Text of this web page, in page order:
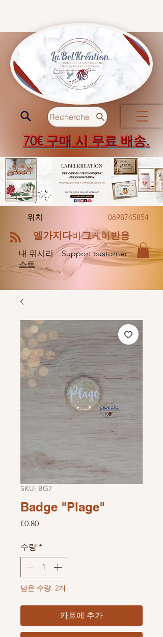
Recherche
70€ 구매 시 무료 배송.
위치 0698745854
엘가지다비그케이반응
내 위시리
스트
Support customer
SKU: BG7
Badge "Plage"
€0.80가격
수량 *
남은 수량: 2개
카트에 추가